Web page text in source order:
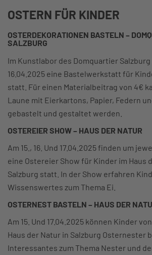
OSTERN FÜR KINDER
OSTERDEKORATIONEN BASTELN –
SALZBURG
Im Kunstlabor des Domquartier
16.04.2025 eine Bastelwerkstatt für
statt. Für einen Materialbeitrag von 4€
Laune mit Eierkartons, Papier, Federn
gebastelt und gestaltet werden.
OSTEREIER SHOW – HAUS DER NATUR
Am 15., 16. Und 17.04.2025 finden um
eine Ostereier Show für Kinder im Haus
Salzburg statt. In der Show erfahren
Wissenswertes zum Thema Ei.
OSTERNEST BASTELN – HAUS DER
Am 15. Und 17.04.2025 können Kinder
Haus der Natur in Salzburg Osternester
Interessantes zum Thema Nester und